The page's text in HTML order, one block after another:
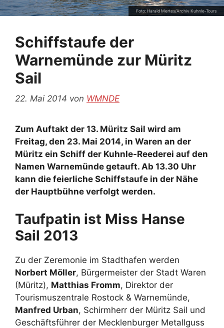
Foto: Harald Mertes/Archiv Kuhnle-Tours
Schiffstaufe der
Warnemünde zur Müritz
Sail
22. Mai 2014 von WMNDE
Zum Auftakt der 13. Müritz Sail wird am
Freitag, den 23. Mai 2014, in Waren an der
Müritz ein Schiff der Kuhnle-Reederei auf den
Namen Warnemünde getauft. Ab 13.30 Uhr
kann die feierliche Schiffstaufe in der Nähe
der Hauptbühne verfolgt werden.
Taufpatin ist Miss Hanse
Sail 2013
Zu der Zeremonie im Stadthafen werden
Norbert Möller, Bürgermeister der Stadt Waren
(Müritz), Matthias Fromm, Direktor der
Tourismuszentrale Rostock & Warnemünde,
Manfred Urban, Schirmherr der Müritz Sail und
Geschäftsführer der Mecklenburger Metallguss